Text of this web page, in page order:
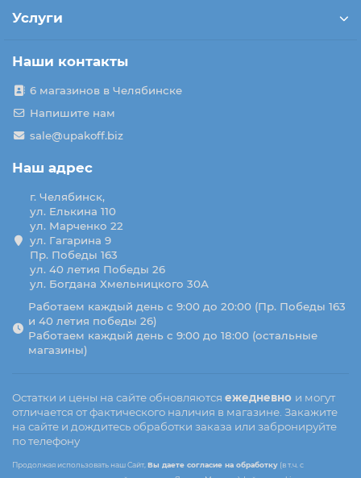
Услуги
Наши контакты
6 магазинов в Челябинске
Напишите нам
sale@upakoff.biz
Наш адрес
г. Челябинск,
ул. Елькина 110
ул. Марченко 22
ул. Гагарина 9
Пр. Победы 163
ул. 40 летия Победы 26
ул. Богдана Хмельницкого 30А
Работаем каждый день с 9:00 до 20:00 (Пр. Победы 163
и 40 летия победы 26)
Работаем каждый день с 9:00 до 18:00 (остальные
магазины)
Остатки и цены на сайте обновляются ежедневно и могут
отличается от фактического наличия в магазине. Закажите
на сайте и дождитесь обработки заказа или забронируйте
по телефону
Продолжая использовать наш Сайт, Вы даете согласие на обработку (в т.ч. с